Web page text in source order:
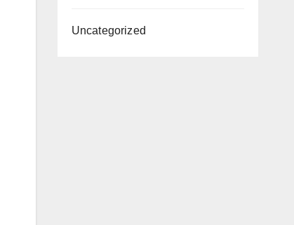
Uncategorized